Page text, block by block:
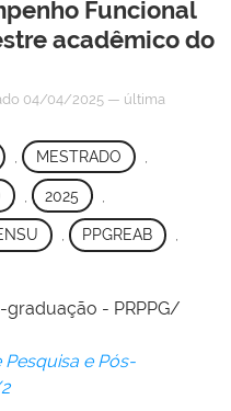
Funcional
acadêmico do
04/04/2025 — última
MESTRADO
2025
, PPGREAB ,
graduação - PRPPG/
e Pós-